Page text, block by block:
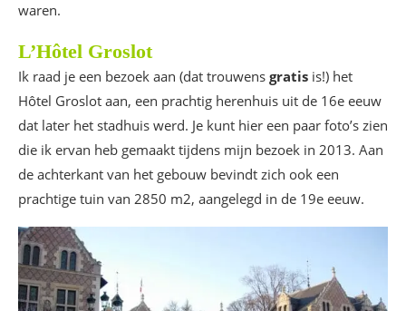
waren.
L’Hôtel Groslot
Ik raad je een bezoek aan (dat trouwens gratis is!) het
Hôtel Groslot aan, een prachtig herenhuis uit de 16e eeuw
dat later het stadhuis werd. Je kunt hier een paar foto’s zien
die ik ervan heb gemaakt tijdens mijn bezoek in 2013. Aan
de achterkant van het gebouw bevindt zich ook een
prachtige tuin van 2850 m2, aangelegd in de 19e eeuw.